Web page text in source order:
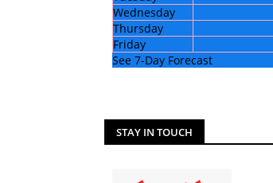
Wednesday
Thursday
Friday
See 7-Day Forecast
STAY IN TOUCH